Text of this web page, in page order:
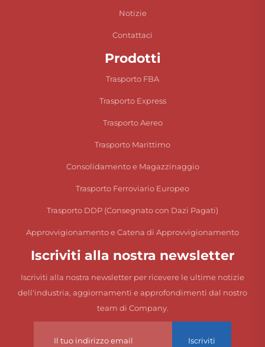
Notizie
Contattaci
Prodotti
Trasporto FBA
Trasporto Express
Trasporto Aereo
Trasporto Marittimo
Consolidamento e Magazzinaggio
Trasporto Ferroviario Europeo
Trasporto DDP (Consegnato con Dazi Pagati)
Approvvigionamento e Catena di Approvvigionamento
Iscriviti alla nostra newsletter
Iscriviti alla nostra newsletter per ricevere le ultime notizie
dell'industria, aggiornamenti e approfondimenti dal nostro
team di Company.
Iscriviti